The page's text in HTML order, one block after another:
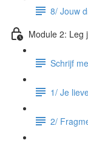
8/ Jouw
Module 2: Leg
Schrijf
1/ Je
2/